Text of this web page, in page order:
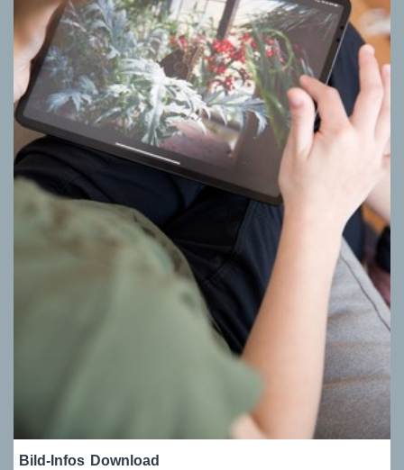
Bild-Infos Download